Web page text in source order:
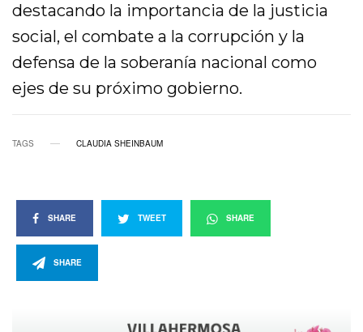
destacando la importancia de la justicia
social, el combate a la corrupción y la
defensa de la soberanía nacional como
ejes de su próximo gobierno.
TAGS CLAUDIA SHEINBAUM
SHARE TWEET SHARE
SHARE